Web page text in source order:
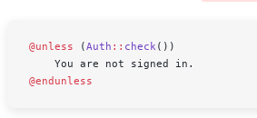
@unless (Auth :: check ())
    You are not signed in.
@endunless